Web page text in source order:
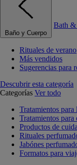
Baño y Cuerpo
Bath
Rituales de verano
Más vendidos
Sugerencias para
Descubrir esta categoría
Categorías Ver todo
Tratamientos para
Tratamientos para
Productos de
Rituales
Jabónes
Formatos para